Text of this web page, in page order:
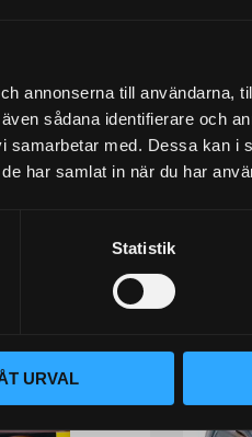
annonserna till användarna,
sådana identifierare och
med. Dessa kan i
har samlat in när du har
Statistik
URVAL
produkter
STORSÄLJARE!